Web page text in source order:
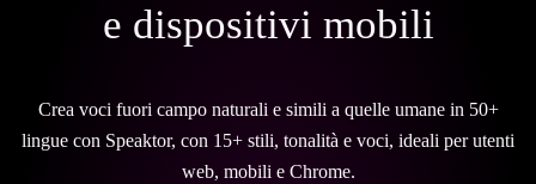
e dispositivi mobili
Crea voci fuori campo naturali e simili a quelle umane in 50+
lingue con Speaktor, con 15+ stili, tonalità e voci, ideali per utenti
web, mobili e Chrome.